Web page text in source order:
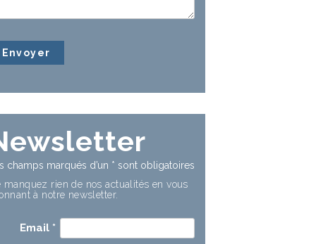
champs marqués d’un * sont obligatoires
manquez rien de nos actualités en vous
à notre newsletter.
Email *